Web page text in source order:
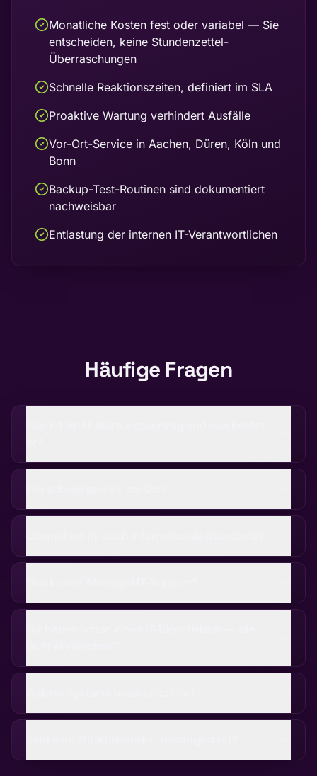
Monatliche Kosten fest oder variabel — Sie
entscheiden, keine Stundenzettel-
Überraschungen
Schnelle Reaktionszeiten, definiert im SLA
Proaktive Wartung verhindert Ausfälle
Vor-Ort-Service in Aachen, Düren, Köln und
Bonn
Backup-Test-Routinen sind dokumentiert
nachweisbar
Entlastung der internen IT-Verantwortlichen
Häufige Fragen